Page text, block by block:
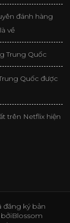
đánh hàng
về
Trung Quốc
Quốc được
trên Netflix hiện
đăng ký bản
Blossom